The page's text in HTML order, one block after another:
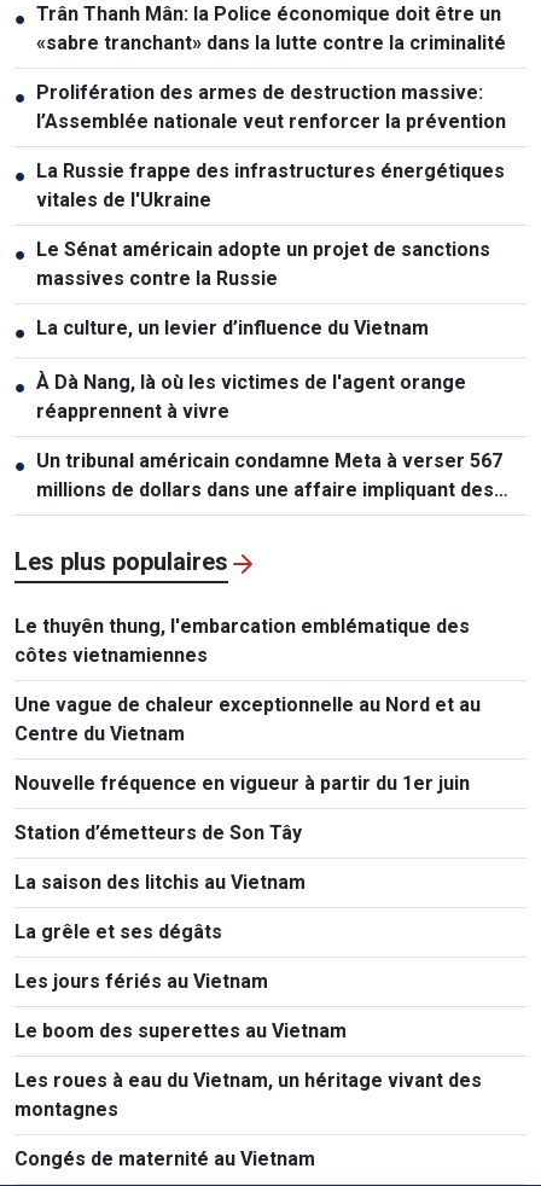
● Trân Thanh Mân: la Police économique doit être un
«sabre tranchant» dans la lutte contre la criminalité
●
Prolifération des armes de destruction massive:
l’Assemblée nationale veut renforcer la prévention
●
La Russie frappe des infrastructures énergétiques
vitales de l'Ukraine
●
Le Sénat américain adopte un projet de sanctions
massives contre la Russie
● La culture, un levier d’influence du Vietnam
● À Dà Nang, là où les victimes de l'agent orange
réapprennent à vivre
● Un tribunal américain condamne Meta à verser 567
millions de dollars dans une affaire impliquant des
mineurs
Les plus populaires
Le thuyên thung, l'embarcation emblématique des
côtes vietnamiennes
Une vague de chaleur exceptionnelle au Nord et au
Centre du Vietnam
Nouvelle fréquence en vigueur à partir du 1er juin
Station d’émetteurs de Son Tây
La saison des litchis au Vietnam
La grêle et ses dégâts
Les jours fériés au Vietnam
Le boom des superettes au Vietnam
Les roues à eau du Vietnam, un héritage vivant des
montagnes
Congés de maternité au Vietnam